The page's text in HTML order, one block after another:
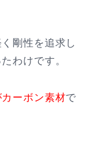
剛性を追求し
わけです。
ーボン素材で